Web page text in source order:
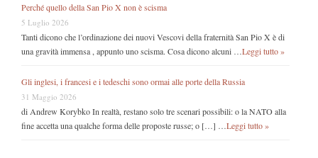
Perché quello della San Pio X non è scisma
5 Luglio 2026
Tanti dicono che l’ordinazione dei nuovi Vescovi della fraternità San Pio X è di
una gravità immensa , appunto uno scisma. Cosa dicono alcuni … Leggi tutto »
Gli inglesi, i francesi e i tedeschi sono ormai alle porte della Russia
31 Maggio 2026
di Andrew Korybko In realtà, restano solo tre scenari possibili: o la NATO alla
fine accetta una qualche forma delle proposte russe; o […] … Leggi tutto »